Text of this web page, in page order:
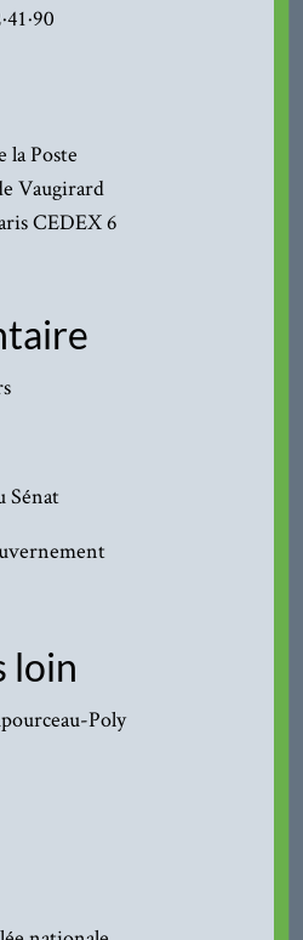
la Poste
Vaugirard
CEDEX 6
Sénat
loin
Poly